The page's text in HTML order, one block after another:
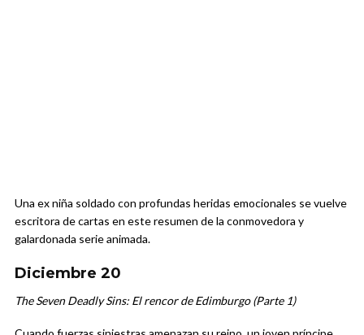
Una ex niña soldado con profundas heridas emocionales se vuelve
escritora de cartas en este resumen de la conmovedora y
galardonada serie animada.
Diciembre 20
The Seven Deadly Sins: El rencor de Edimburgo (Parte 1)